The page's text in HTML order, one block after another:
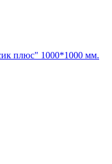
плюс" 1000*1000 мм.